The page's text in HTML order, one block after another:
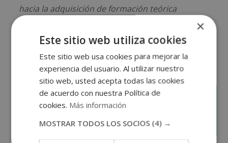
hacia la adquisición de formación teórica
la obtención de una titulación oficial.
Solicita información
×
Este sitio web utiliza cookies
Este sitio web usa cookies para mejorar la
experiencia del usuario. Al utilizar nuestro
sitio web, usted acepta todas las cookies
de acuerdo con nuestra Política de
cookies. Más información
MOSTRAR TODOS LOS SOCIOS (4) →